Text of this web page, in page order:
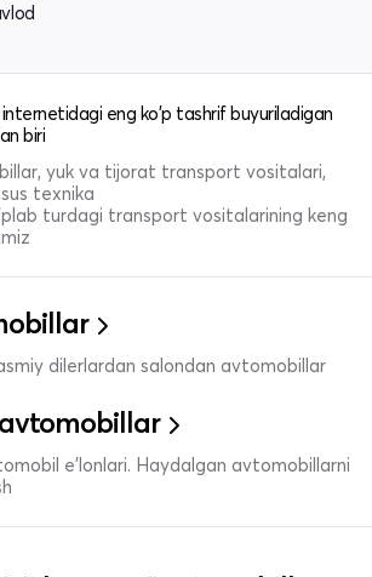
eng ko'p tashrif buyuriladigan
biri
yuk va tijorat transport vositalari,
texnika
turdagi transport vositalarining keng
dilerlardan salondan avtomobillar
e’lonlari. Haydalgan avtomobillarni